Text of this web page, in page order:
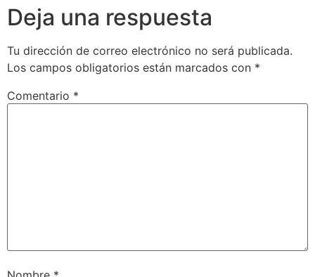
Deja una respuesta
Tu dirección de correo electrónico no será publicada.
Los campos obligatorios están marcados con *
Comentario *